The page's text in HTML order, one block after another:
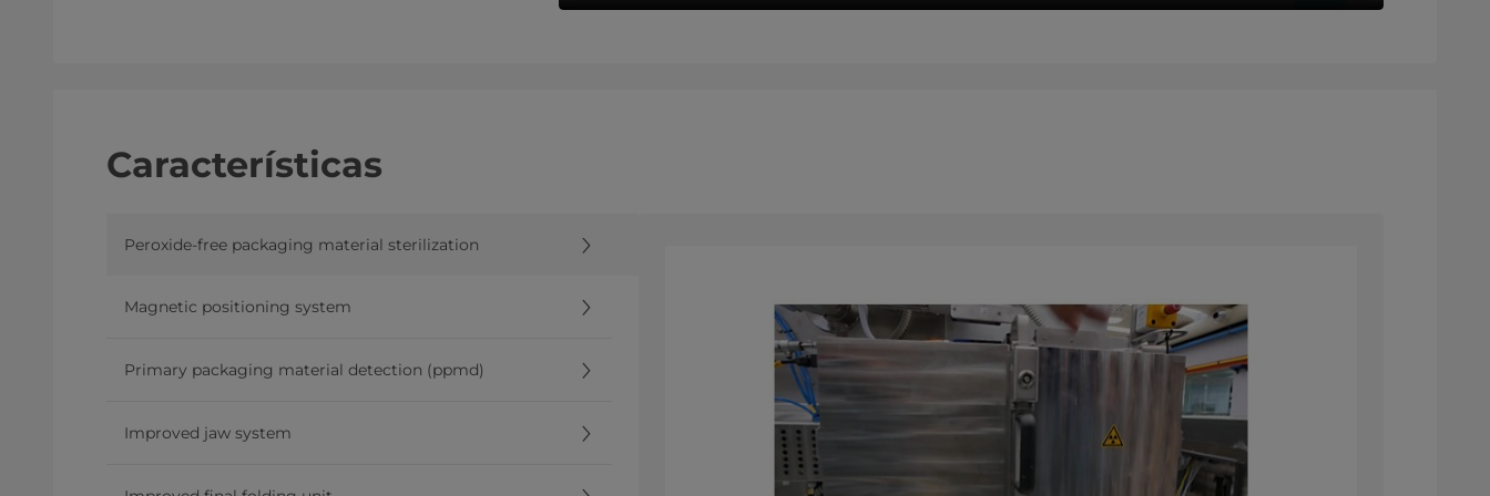
Características
Peroxide-free packaging material sterilization
Magnetic positioning system
Primary packaging material detection (ppmd)
Improved jaw system